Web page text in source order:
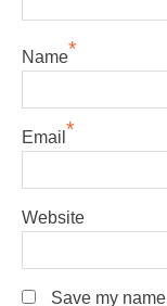
Name*
Email *
Website
Save my